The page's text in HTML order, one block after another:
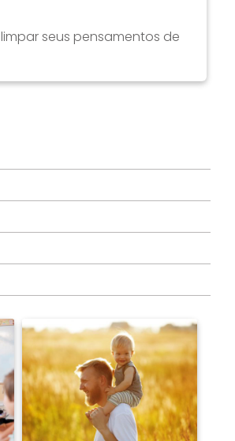
seus pensamentos de